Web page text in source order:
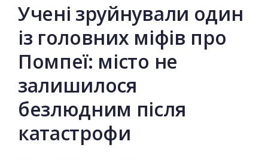
Учені зруйнували один
із головних міфів про
Помпеї: місто не
залишилося
безлюдним після
катастрофи